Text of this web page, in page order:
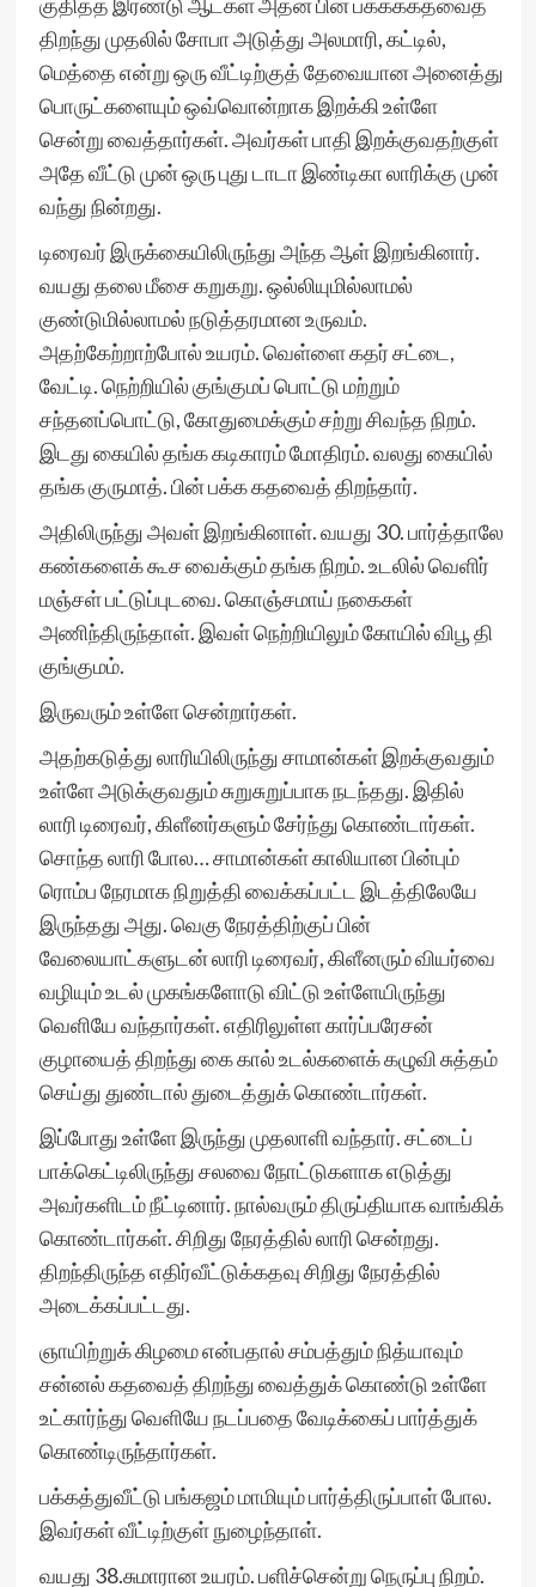
திறந்து முதலில் சோபா அடுத்து அலமாரி, கட்டில்,
மெத்தை என்று ஒரு வீட்டிற்குத் தேவையான அனைத்து
பொருட்களையும் ஒவ்வொன்றாக இறக்கி உள்ளே
சென்று வைத்தார்கள். அவர்கள் பாதி இறக்குவதற்குள்
அதே வீட்டு முன் ஒரு புது டாடா இண்டிகா லாரிக்கு முன்
வந்து நின்றது.
டிரைவர் இருக்கையிலிருந்து அந்த ஆள் இறங்கினார்.
வயது தலை மீசை கறுகறு. ஒல்லியுமில்லாமல்
குண்டுமில்லாமல் நடுத்தரமான உருவம்.
அதற்கேற்றாற்போல் உயரம். வெள்ளை கதர் சட்டை,
வேட்டி. நெற்றியில் குங்குமப் பொட்டு மற்றும்
சந்தனப்பொட்டு, கோதுமைக்கும் சற்று சிவந்த நிறம்.
இடது கையில் தங்க கடிகாரம் மோதிரம். வலது கையில்
தங்க குருமாத். பின் பக்க கதவைத் திறந்தார்.
அதிலிருந்து அவள் இறங்கினாள். வயது 30. பார்த்தாலே
கண்களைக் கூச வைக்கும் தங்க நிறம். உடலில் வெளிர்
மஞ்சள் பட்டுப்புடவை. கொஞ்சமாய் நகைகள்
அணிந்திருந்தாள். இவள் நெற்றியிலும் கோயில் விபூ தி
குங்குமம்.
இருவரும் உள்ளே சென்றார்கள்.
அதற்கடுத்து லாரியிலிருந்து சாமான்கள் இறக்குவதும்
உள்ளே அடுக்குவதும் சுறுசுறுப்பாக நடந்தது. இதில்
லாரி டிரைவர், கிளீனர்களும் சேர்ந்து கொண்டார்கள்.
சொந்த லாரி போல… சாமான்கள் காலியான பின்பும்
ரொம்ப நேரமாக நிறுத்தி வைக்கப்பட்ட இடத்திலேயே
இருந்தது அது. வெகு நேரத்திற்குப் பின்
வேலையாட்களுடன் லாரி டிரைவர், கிளீனரும் வியர்வை
வழியும் உடல் முகங்களோடு விட்டு உள்ளேயிருந்து
வெளியே வந்தார்கள். எதிரிலுள்ள கார்ப்பரேசன்
குழாயைத் திறந்து கை கால் உடல்களைக் கழுவி சுத்தம்
செய்து துண்டால் துடைத்துக் கொண்டார்கள்.
இப்போது உள்ளே இருந்து முதலாளி வந்தார். சட்டைப்
பாக்கெட்டிலிருந்து சலவை நோட்டுகளாக எடுத்து
அவர்களிடம் நீட்டினார். நால்வரும் திருப்தியாக வாங்கிக்
கொண்டார்கள். சிறிது நேரத்தில் லாரி சென்றது.
திறந்திருந்த எதிர்வீட்டுக்கதவு சிறிது நேரத்தில்
அடைக்கப்பட்டது.
ஞாயிற்றுக் கிழமை என்பதால் சம்பத்தும் நித்யாவும்
சன்னல் கதவைத் திறந்து வைத்துக் கொண்டு உள்ளே
உட்கார்ந்து வெளியே நடப்பதை வேடிக்கைப் பார்த்துக்
கொண்டிருந்தார்கள்.
பக்கத்துவீட்டு பங்கஜம் மாமியும் பார்த்திருப்பாள் போல.
இவர்கள் வீட்டிற்குள் நுழைந்தாள்.
வயது 38.சுமாரான உயரம். பளிச்சென்று நெருப்பு நிறம்.